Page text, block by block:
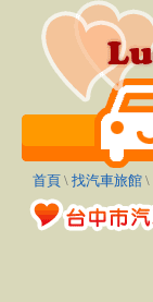
首頁 \ 找汽車旅館 \